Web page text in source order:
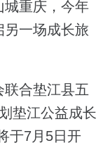
城重庆，今年
另一场成长旅
合垫江县五
垫江公益成长
于7月5日开